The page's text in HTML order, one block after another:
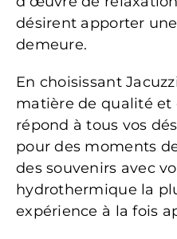
désirent apporter
demeure.
En choisissant
matière de qualité et
répond à tous vos
pour des moments
des souvenirs avec
hydrothermique la
expérience à la fois